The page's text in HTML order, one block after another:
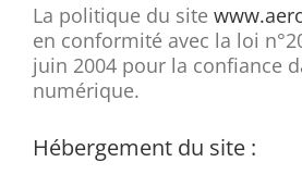
La politique du site
en conformité avec la loi
juin 2004 pour la confiance
numérique.
Hébergement du site :